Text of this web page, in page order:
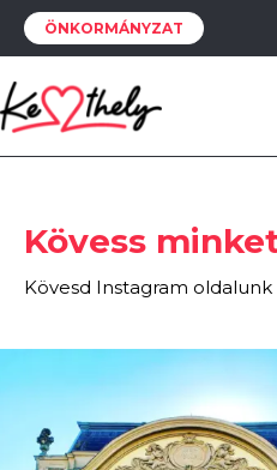
ÖNKORMÁNYZAT
Téli pihenő
2019 / 01 / 22
Napkelte a
2018 / 01 / 27
Kövess
Kövesd Instagram